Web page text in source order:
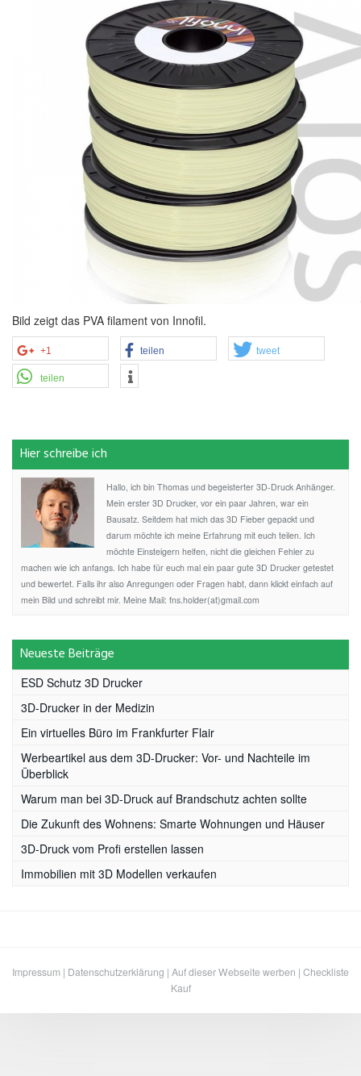
Bild zeigt das PVA filament von Innofil.
+1 teilen tweet
teilen
Hier schreibe ich
Hallo, ich bin Thomas und begeisterter 3D-Druck Anhänger.
Mein erster 3D Drucker, vor ein paar Jahren, war ein
Bausatz. Seitdem hat mich das 3D Fieber gepackt und
darum möchte ich meine Erfahrung mit euch teilen. Ich
möchte Einsteigern helfen, nicht die gleichen Fehler zu
machen wie ich anfangs. Ich habe für euch mal ein paar gute 3D Drucker getestet
und bewertet. Falls ihr also Anregungen oder Fragen habt, dann klickt einfach auf
mein Bild und schreibt mir. Meine Mail: fns.holder(at)gmail.com
Neueste Beiträge
ESD Schutz 3D Drucker
3D-Drucker in der Medizin
Ein virtuelles Büro im Frankfurter Flair
Werbeartikel aus dem 3D-Drucker: Vor- und Nachteile im
Überblick
Warum man bei 3D-Druck auf Brandschutz achten sollte
Die Zukunft des Wohnens: Smarte Wohnungen und Häuser
3D-Druck vom Profi erstellen lassen
Immobilien mit 3D Modellen verkaufen
Impressum | Datenschutzerklärung | Auf dieser Webseite werben | Checkliste
Kauf